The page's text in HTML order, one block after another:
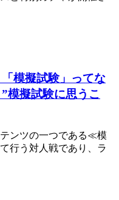
模擬試験」ってな
模擬試験に思うこ
ンツの一つである≪模
行う対人戦であり、ラ